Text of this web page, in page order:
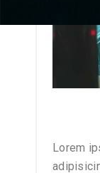
Lorem